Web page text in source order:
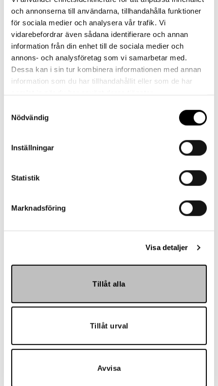
och annonserna till användarna, tillhandahålla funktioner
för sociala medier och analysera vår trafik. Vi
vidarebefordrar även sådana identifierare och annan
information från din enhet till de sociala medier och
annons- och analysföretag som vi samarbetar med.
Dessa kan i sin tur kombinera informationen med annan
information som du har tillhandahållit eller som de har
Nödvändig
Inställningar
Statistik
Marknadsföring
Visa detaljer
Tillåt alla
Tillåt urval
Avvisa
Vår kundtjänst är tillgänglig Mån – Fre: 07:30 –
16:30
Kontakt
Referenser
Hemmakväll